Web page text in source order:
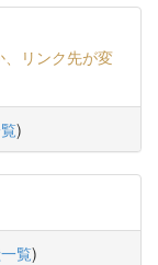
リンク先が変
)
覧)